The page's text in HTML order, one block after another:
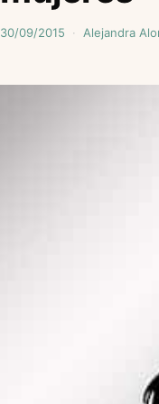
30/09/2015 Alejandra